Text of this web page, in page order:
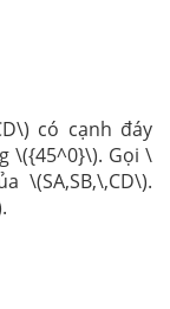
có cạnh đáy
\({45^0}\). Gọi \
\(SA,SB,\,CD\).